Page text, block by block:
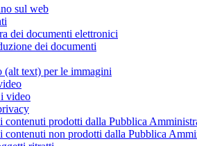
sul web
dei documenti elettronici
dei documenti
(alt text) per le immagini
video
contenuti prodotti dalla Pubblica
contenuti non prodotti dalla Pubblica